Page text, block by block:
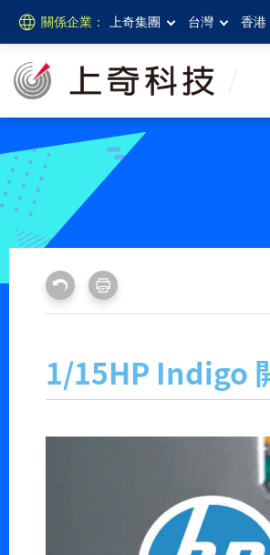
關係企業： 上奇集團 台灣 香港
1/15HP Indigo